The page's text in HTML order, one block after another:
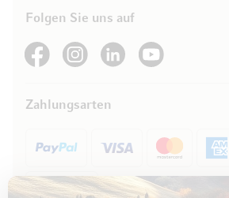
Folgen Sie uns auf
See our FacebookSee our Instagram account
See our LinkedInSee our YouTube channel
Zahlungsarten
Rechnung